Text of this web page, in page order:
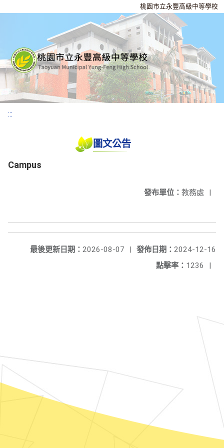
桃園市立永豐高級中等學校
:::
圖文公告
Campus
發布單位： 教務處 |
發佈日期： 2024-12-16
最後更新日期： 2026-08-07
|
點擊率： 1236 |